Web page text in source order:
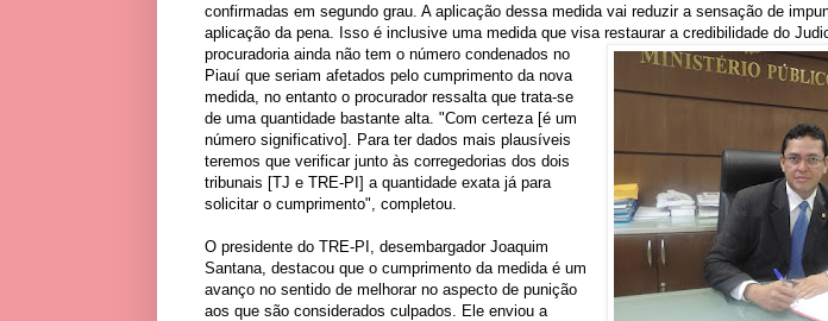
confirmadas em segundo grau. A aplicação dessa medida vai reduzir a sensação de
aplicação da pena. Isso é inclusive uma medida que visa restaurar a credibilidade do
procuradoria ainda não tem o número condenados no
Piauí que seriam afetados pelo cumprimento da nova
medida, no entanto o procurador ressalta que trata-se
de uma quantidade bastante alta. "Com certeza [é um
número significativo]. Para ter dados mais plausíveis
teremos que verificar junto às corregedorias dos dois
tribunais [TJ e TRE-PI] a quantidade exata já para
solicitar o cumprimento", completou.
O presidente do TRE-PI, desembargador Joaquim
Santana, destacou que o cumprimento da medida é um
avanço no sentido de melhorar no aspecto de punição
aos que são considerados culpados. Ele enviou a